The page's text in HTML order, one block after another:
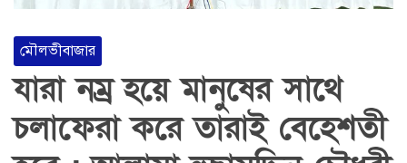
মৌলভীবাজার
যারা নম্র হয়ে মানুষের সাথে
চলাফেরা করে তারাই বেহেশতী